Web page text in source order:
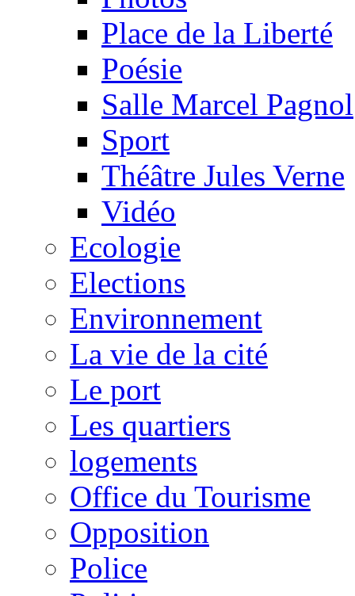
Place de la Liberté
Poésie
Salle Marcel Pagnol
Sport
Théâtre Jules Verne
Vidéo
Ecologie
Elections
Environnement
La vie de la cité
Le port
Les quartiers
logements
Office du Tourisme
Opposition
Police